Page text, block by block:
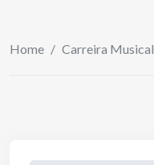
Home / Carreira Musical